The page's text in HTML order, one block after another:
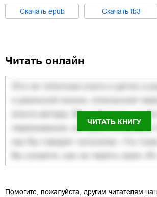
Cкачать epub Cкачать fb3
Читать онлайн
ЧИТАТЬ КНИГУ
Помогите, пожалуйста, другим читателям